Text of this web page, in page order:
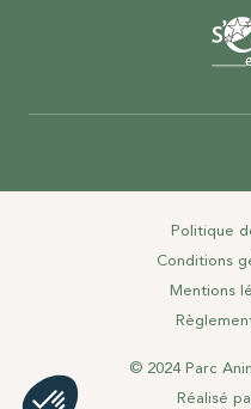
Politique
Conditions
Mentions
© 2024 Parc
Réalisé